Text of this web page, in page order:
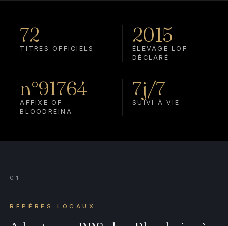
72
TITRES OFFICIELS
2015
ÉLEVAGE LOF
DÉCLARÉ
n°91764
AFFIXE OF
BLOODREINA
7j/7
SUIVI À VIE
01
REPÈRES LOCAUX